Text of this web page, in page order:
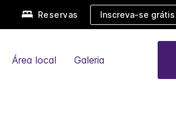
Reservas Inscreva-se grátis
Área local Galeria